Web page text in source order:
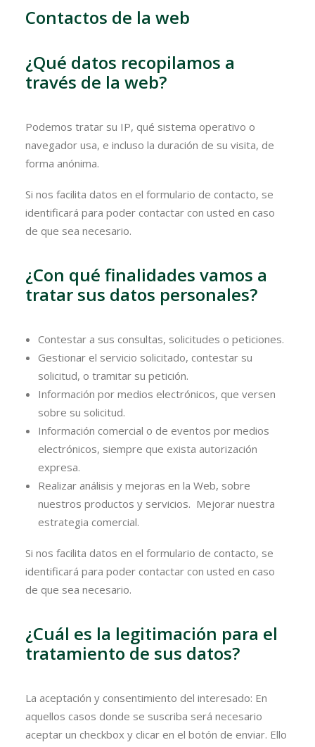
Contactos de la web
¿Qué datos recopilamos a
través de la web?
Podemos tratar su IP, qué sistema operativo o
navegador usa, e incluso la duración de su visita, de
forma anónima.
Si nos facilita datos en el formulario de contacto, se
identificará para poder contactar con usted en caso
de que sea necesario.
¿Con qué finalidades vamos a
tratar sus datos personales?
Contestar a sus consultas, solicitudes o peticiones.
Gestionar el servicio solicitado, contestar su
solicitud, o tramitar su petición.
Información por medios electrónicos, que versen
sobre su solicitud.
Información comercial o de eventos por medios
electrónicos, siempre que exista autorización
expresa.
Realizar análisis y mejoras en la Web, sobre
nuestros productos y servicios. Mejorar nuestra
estrategia comercial.
Si nos facilita datos en el formulario de contacto, se
identificará para poder contactar con usted en caso
de que sea necesario.
¿Cuál es la legitimación para el
tratamiento de sus datos?
La aceptación y consentimiento del interesado: En
aquellos casos donde se suscriba será necesario
aceptar un checkbox y clicar en el botón de enviar. Ello